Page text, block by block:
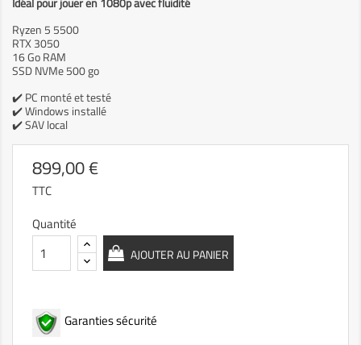
Ryzen 5 5500
RTX 3050
16 Go RAM
SSD NVMe 500 go
✔️ PC monté et testé
✔️ Windows installé
✔️ SAV local
899,00 €
TTC
Quantité
AJOUTER AU PANIER
Garanties sécurité